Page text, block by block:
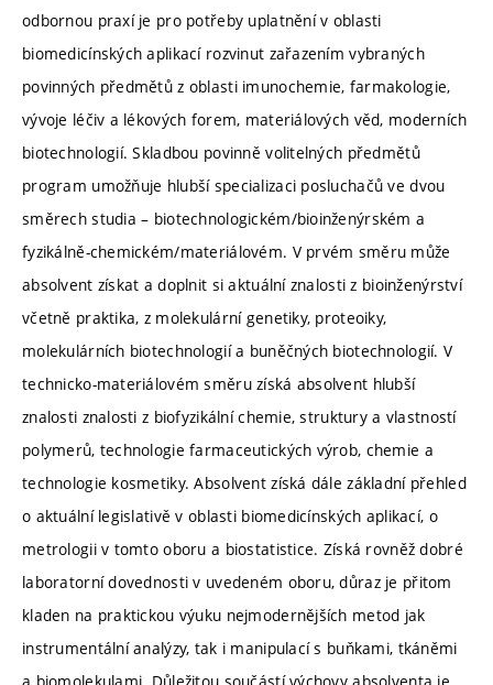
odbornou praxí je pro potřeby uplatnění v oblasti
biomedicínských aplikací rozvinut zařazením vybraných
povinných předmětů z oblasti imunochemie, farmakologie,
vývoje léčiv a lékových forem, materiálových věd, moderních
biotechnologií. Skladbou povinně volitelných předmětů
program umožňuje hlubší specializaci posluchačů ve dvou
směrech studia – biotechnologickém/bioinženýrském a
fyzikálně-chemickém/materiálovém. V prvém směru může
absolvent získat a doplnit si aktuální znalosti z bioinženýrství
včetně praktika, z molekulární genetiky, proteoiky,
molekulárních biotechnologií a buněčných biotechnologií. V
technicko-materiálovém směru získá absolvent hlubší
znalosti znalosti z biofyzikální chemie, struktury a vlastností
polymerů, technologie farmaceutických výrob, chemie a
technologie kosmetiky. Absolvent získá dále základní přehled
o aktuální legislativě v oblasti biomedicínských aplikací, o
metrologii v tomto oboru a biostatistice. Získá rovněž dobré
laboratorní dovednosti v uvedeném oboru, důraz je přitom
kladen na praktickou výuku nejmodernějších metod jak
instrumentální analýzy, tak i manipulací s buňkami, tkáněmi